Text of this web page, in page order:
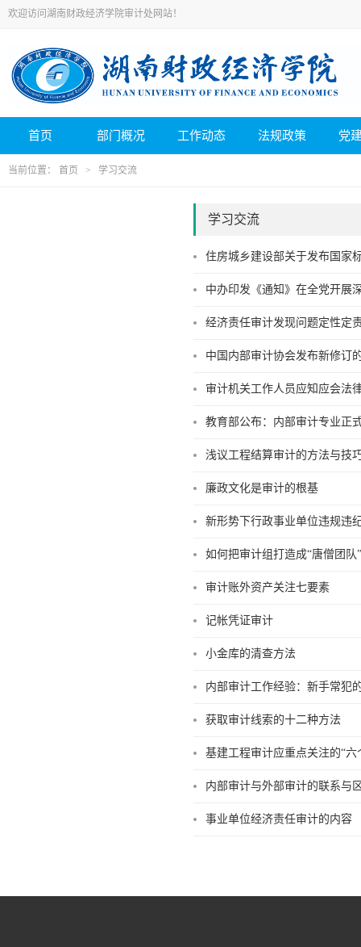
欢迎访问湖南财政经济学院审计处网站！
首页 部门概况 工作动态 法规政策 党
当前位置： 首页 > 学习交流
学习交流
住房城乡建设部关于发布国家
中办印发《通知》在全党开展
经济责任审计发现问题定性定
中国内部审计协会发布新修订
审计机关工作人员应知应会法
教育部公布：内部审计专业正
浅议工程结算审计的方法与技
廉政文化是审计的根基
新形势下行政事业单位违规违
如何把审计组打造成“唐僧团队”
审计账外资产关注七要素
记帐凭证审计
小金库的清查方法
内部审计工作经验：新手常犯
获取审计线索的十二种方法
基建工程审计应重点关注的“六
内部审计与外部审计的联系与
事业单位经济责任审计的内容